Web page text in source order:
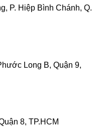
P. Hiệp Bình Chánh, Q.
Long B, Quận 9,
8, TP.HCM